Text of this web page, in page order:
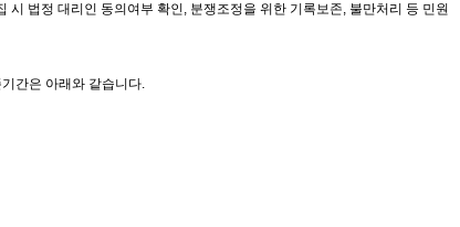
법정 대리인 동의여부 확인, 분쟁조정을 위한 기록보존, 불만처리 등 민원
간은 아래와 같습니다.